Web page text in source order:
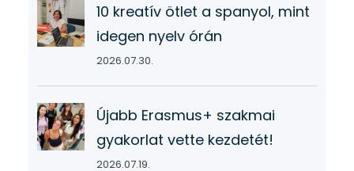
10 kreatív ötlet a spanyol, mint
idegen nyelv órán
2026.07.30.
Újabb Erasmus+ szakmai
gyakorlat vette kezdetét!
2026.07.19.